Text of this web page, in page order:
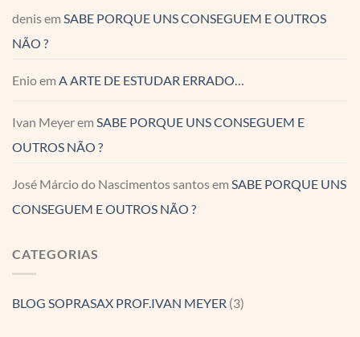
denisem SABE PORQUE UNS CONSEGUEM E OUTROS
NÃO ?
Enioem A ARTE DE ESTUDAR ERRADO…
Ivan Meyerem SABE PORQUE UNS CONSEGUEM E
OUTROS NÃO ?
José Márcio do Nascimentos santosem SABE PORQUE UNS
CONSEGUEM E OUTROS NÃO ?
CATEGORIAS
BLOG SOPRASAX PROF.IVAN MEYER (3)